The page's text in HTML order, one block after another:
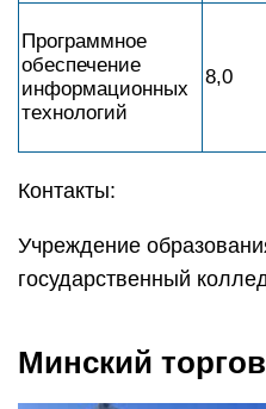
Программное
обеспечение
информационных
технологий
8,0
Контакты:
Учреждение
государственный
Минский